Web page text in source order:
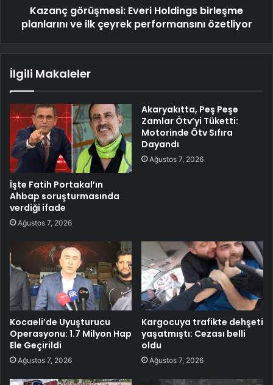
Kazanç görüşmesi: Everi Holdings birleşme
planlarını ve ilk çeyrek performansını özetliyor
İlgili Makaleler
İşte Fatih Portakal’ın
Ahbap soruşturmasında
verdiği ifade
Ağustos 7, 2026
Akaryakıtta, Peş Peşe
Zamlar Ötv’yi Tüketti:
Motorinde Ötv Sıfıra
Dayandı
Ağustos 7, 2026
Kocaeli’de Uyuşturucu
Operasyonu: 1.7 Milyon Hap
Ele Geçirildi
Ağustos 7, 2026
Kargocuya trafikte dehşeti
yaşatmıştı: Cezası belli
oldu
Ağustos 7, 2026